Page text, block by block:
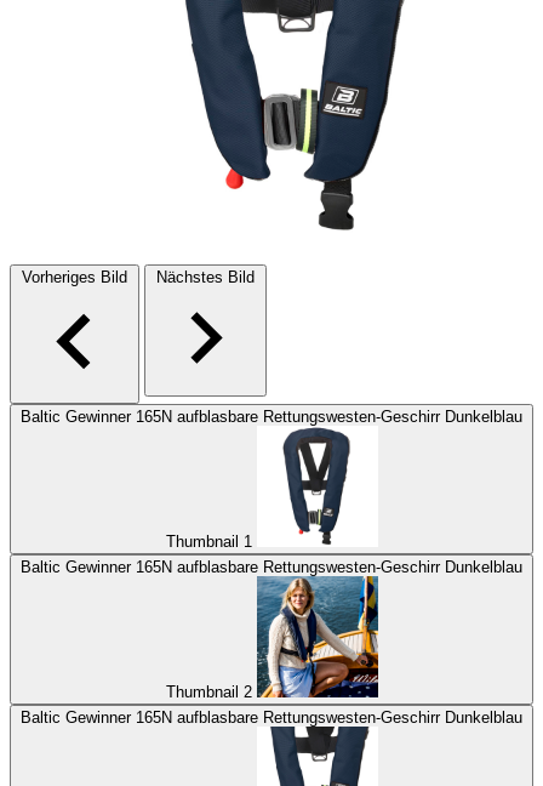
Vorheriges Bild Nächstes Bild
Baltic Gewinner 165N aufblasbare Rettungswesten-Geschirr Dunkelblau
Thumbnail 1
Baltic Gewinner 165N aufblasbare Rettungswesten-Geschirr Dunkelblau
Thumbnail 2
Baltic Gewinner 165N aufblasbare Rettungswesten-Geschirr Dunkelblau